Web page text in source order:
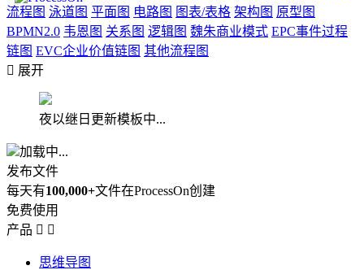
流程图 泳道图 平面图 电路图 图表/表格 架构图 原型图
BPMN2.0 韦恩图 关系图 逻辑图 魏朱商业模式 EPC事件过程
链图 EVC企业价值链图 其他流程图
 展开
夜以继日更新模板中...
加载中...
发布文件
每天有100,000+文件在ProcessOn创建
免费使用
产品  
思维导图